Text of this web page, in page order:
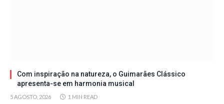
Com inspiração na natureza, o Guimarães Clássico
apresenta-se em harmonia musical
5 AGOSTO, 2026 1 MIN READ